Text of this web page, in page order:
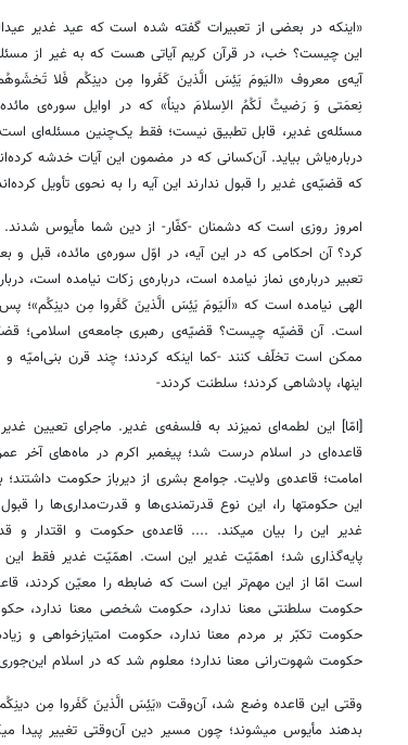
«اینکه در بعضی از تعبیرات گفته شده است که عید غدیر
این چیست؟ خب، در قرآن کریم آیاتی هست که به غیر از
آیه‌ی معروف «الیَومَ یَئِسَ الَّذینَ کَفَروا مِن دینِکُم فَلا
نِعمَتی وَ رَضیتُ لَکُمُ الاِسلامَ دیناً» که در اوایل سوره‌ی
مسئله‌ی غدیر، قابل تطبیق نیست؛ فقط یک‌چنین مسئله‌ای است
درباره‌یاش بیاید. آن‌کسانی که در مضمون این آیات خدشه
که قضیّه‌ی غدیر را قبول ندارند این آیه را به نحوی تأویل
امروز روزی است که دشمنان -کفّار- از دین شما مأیوس
کرد؟ آن احکامی که در این آیه، در اوّل سوره‌ی مائده، قبل و
تعبیر درباره‌ی نماز نیامده است، درباره‌ی زکات نیامده است،
الهی نیامده است که «اَلیَومَ یَئِسَ الَّذینَ کَفَروا مِن
است. آن قضیّه چیست؟ قضیّه‌ی رهبری جامعه‌ی اسلامی؛
ممکن است تخلّف کنند -کما اینکه کردند؛ چند قرن بنی‌امیّه و
اینها، پادشاهی کردند؛ سلطنت کردند-
[امّا] این لطمه‌ای نمیزند به فلسفه‌ی غدیر. ماجرای تعیین
قاعده‌ای در اسلام درست شد؛ پیغمبر اکرم در ماه‌های آخر
امامت؛ قاعده‌ی ولایت. جوامع بشری از دیرباز حکومت
این حکومتها را، این نوع قدرتمندی‌ها و قدرت‌مداری‌ها را
غدیر این را بیان میکند. .... قاعده‌ی حکومت و اقتدار و
پایه‌گذاری شد؛ اهمّیّت غدیر این است. اهمّیّت غدیر فقط
است امّا از این مهم‌تر این است که ضابطه را معیّن کردند،
حکومت سلطنتی معنا ندارد، حکومت شخصی معنا ندارد،
حکومت تکبّر بر مردم معنا ندارد، حکومت امتیازخواهی و
حکومت شهوت‌رانی معنا ندارد؛ معلوم شد که در اسلام
وقتی این قاعده وضع شد، آن‌وقت «یَئِسَ الَّذینَ کَفَروا مِن
بدهند مأیوس میشوند؛ چون مسیر دین آن‌وقتی تغییر پیدا